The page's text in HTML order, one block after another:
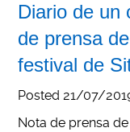
Diario de un
de prensa
festival de
Posted21/07/
Nota de prensa